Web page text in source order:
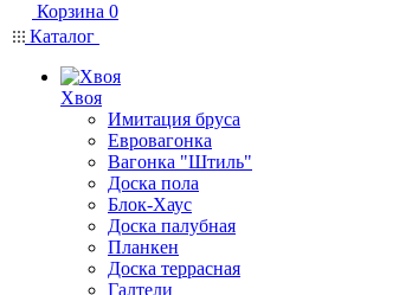
Корзина 0
Каталог
Хвоя
Имитация бруса
Евровагонка
Вагонка "Штиль"
Доска пола
Блок-Хаус
Доска палубная
Планкен
Доска террасная
Галтели